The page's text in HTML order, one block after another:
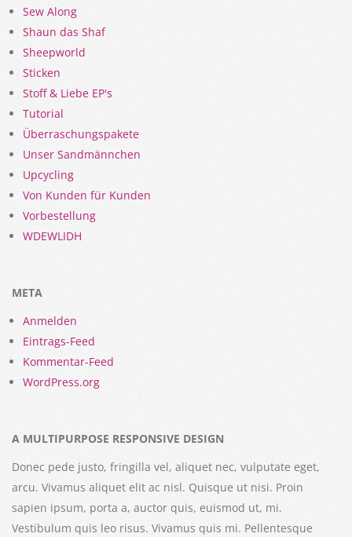
Sew Along
Shaun das Shaf
Sheepworld
Sticken
Stoff & Liebe EP's
Tutorial
Überraschungspakete
Unser Sandmännchen
Upcycling
Von Kunden für Kunden
Vorbestellung
WDEWLIDH
META
Anmelden
Eintrags-Feed
Kommentar-Feed
WordPress.org
A MULTIPURPOSE RESPONSIVE DESIGN
Donec pede justo, fringilla vel, aliquet nec, vulputate eget,
arcu. Vivamus aliquet elit ac nisl. Quisque ut nisi. Proin
sapien ipsum, porta a, auctor quis, euismod ut, mi.
Vestibulum quis leo risus. Vivamus quis mi. Pellentesque